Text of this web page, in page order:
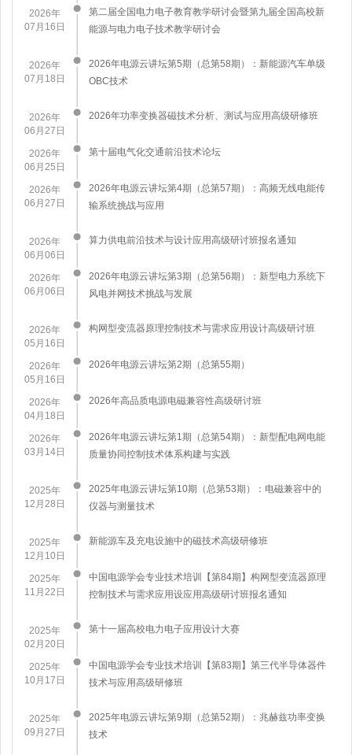
2026年
07月16日
第二届全国电力电子教育教学研讨会暨第九届全国高校新
能源与电力电子技术教学研讨会
2026年
07月18日
2026年电源云讲坛第5期（总第58期）：新能源汽车单级
OBC技术
2026年
06月27日
2026年功率变换器磁技术分析、测试与应用高级研修班
2026年
06月25日
第十届电气化交通前沿技术论坛
2026年
06月27日
2026年电源云讲坛第4期（总第57期）：高频无线电能传
输系统挑战与应用
2026年
06月06日
算力供电前沿技术与设计应用高级研讨班报名通知
2026年
06月06日
2026年电源云讲坛第3期（总第56期）：新型电力系统下
风电并网技术挑战与发展
2026年
05月16日
构网型变流器原理控制技术与需求应用设计高级研讨班
2026年
05月16日
2026年电源云讲坛第2期（总第55期）
2026年
04月18日
2026年高品质电源电磁兼容性高级研讨班
2026年
03月14日
2026年电源云讲坛第1期（总第54期）：新型配电网电能
质量协同控制技术体系构建与实践
2025年
12月28日
2025年电源云讲坛第10期（总第53期）：电磁兼容中的
仪器与测量技术
2025年
12月10日
新能源车及充电设施中的磁技术高级研修班
2025年
11月22日
中国电源学会专业技术培训【第84期】构网型变流器原理
控制技术与需求应用设应用高级研讨班报名通知
2025年
02月20日
第十一届高校电力电子应用设计大赛
2025年
10月17日
中国电源学会专业技术培训【第83期】第三代半导体器件
技术与应用高级研修班
2025年
09月27日
2025年电源云讲坛第9期（总第52期）：兆赫兹功率变换
技术